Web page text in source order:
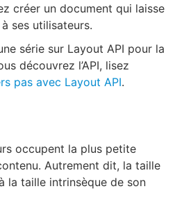
créer un document qui laisse
ses utilisateurs.
série sur Layout API pour la
découvrez l’API, lisez
pas avec Layout API.
occupent la plus petite
Autrement dit, la taille
la taille intrinsèque de son